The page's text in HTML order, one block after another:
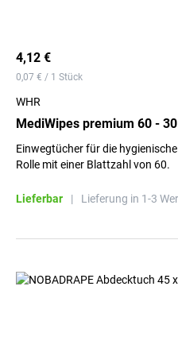
4,12 €
0,07 € / 1 Stück
WHR
MediWipes premium 60 -
Einwegtücher für die
Rolle mit einer Blattzahl von 60.
Lieferbar | Lieferung in 1-3